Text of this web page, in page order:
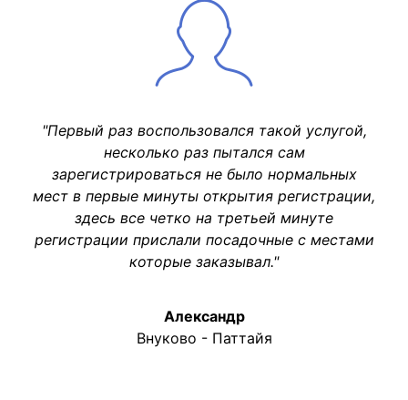
"Первый раз воспользовался такой услугой,
несколько раз пытался сам
зарегистрироваться не было нормальных
мест в первые минуты открытия регистрации,
здесь все четко на третьей минуте
регистрации прислали посадочные с местами
которые заказывал."
Александр
Внуково - Паттайя